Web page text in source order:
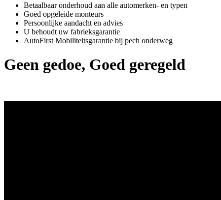
Betaalbaar onderhoud aan alle automerken- en typen
Goed opgeleide monteurs
Persoonlijke aandacht en advies
U behoudt uw fabrieksgarantie
AutoFirst Mobiliteitsgarantie bij pech onderweg
Geen gedoe, Goed geregeld